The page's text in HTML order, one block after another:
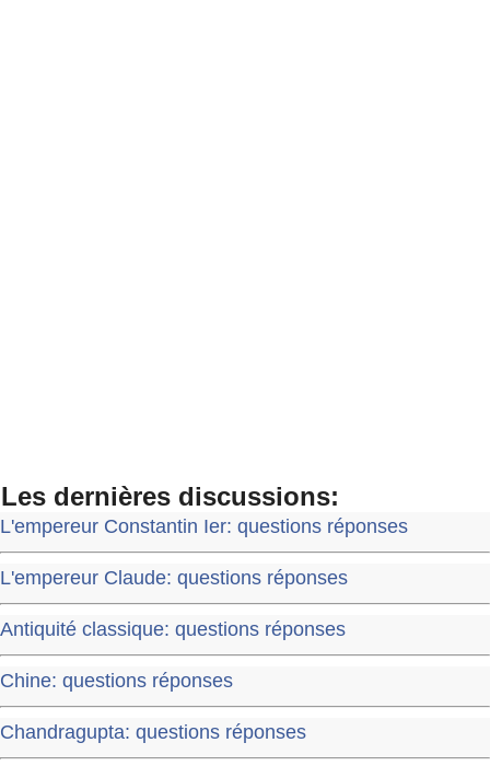
Les dernières discussions:
L'empereur Constantin Ier: questions réponses
L'empereur Claude: questions réponses
Antiquité classique: questions réponses
Chine: questions réponses
Chandragupta: questions réponses